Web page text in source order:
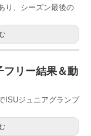
り、シーズン最後の
フリー結果＆動
ISUジュニアグランプ